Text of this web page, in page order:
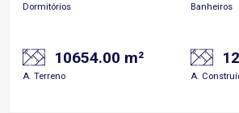
Dormitórios Banheiros
10654.00 m²
A. Terreno A.